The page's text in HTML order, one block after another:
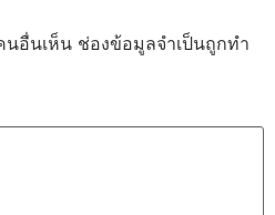
นอื่นเห็น ช่องข้อมูลจำเป็นถูกทำ